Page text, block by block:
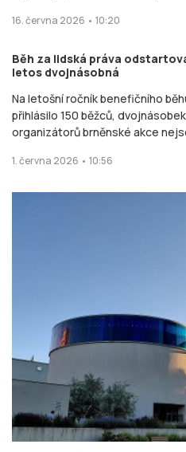
16. června 2026 • 10:20
Běh za lidská práva
letos dvojnásobná
Na letošní ročník benefičního
přihlásilo 150 běžců,
organizátorů brněnské akce
1. června 2026 • 10:56